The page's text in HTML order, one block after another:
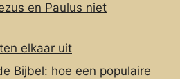
en Paulus niet
elkaar uit
Bijbel: hoe een populaire